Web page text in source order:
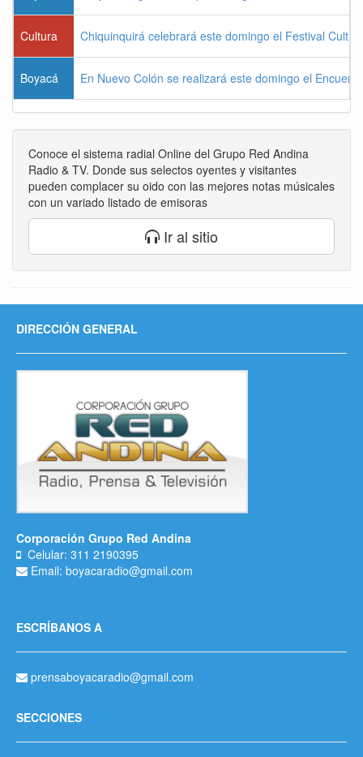
Cultura Chiquinquirá celebrará este domingo el Festival
Boyacá En Nuevo Colón se realizará este domingo el
Conoce el sistema radial Online del Grupo Red Andina
Radio & TV. Donde sus selectos oyentes y visitantes
pueden complacer su oido con las mejores notas músicales
con un variado listado de emisoras
Ir al sitio
DIRECCIÓN GENERAL
Corporación Grupo Red Andina
Celular: 311 2190395
Email: boyacaradio@gmail.com
ESCRÍBANOS A
prensaboyacaradio@gmail.com
SECCIONES